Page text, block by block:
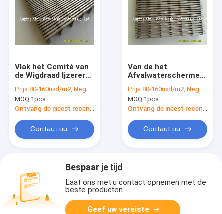
Vlak het Comité van
de Wigdraad Ijzererts
dat 300 - 3000mm
Breedte raspt
Prijs:80-160usd/m2, Negotiable according to the specification
MOQ:1pcs
Ontvang de meest recente Prijs
Contact nu
Van de het
Afvalwaterschermen
V de Draadschermen
3 - 12mm Dikte
Prijs:80-160usd/m2, Negotiable according to the specification
MOQ:1pcs
Ontvang de meest recente Prijs
Contact nu
Bespaar je tijd
Laat ons met u contact opnemen met de
beste producten.
Geef uw vereiste